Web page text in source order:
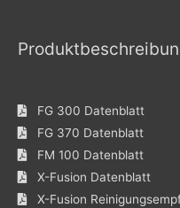
FG 300 Datenblatt
FG 370 Datenblatt
FM 100 Datenblatt
X-Fusion Datenblatt
X-Fusion